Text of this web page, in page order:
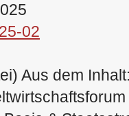
02
Aus dem